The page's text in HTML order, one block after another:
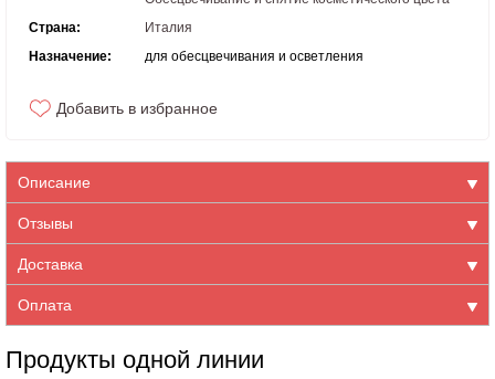
Страна:
Италия
Назначение:
для обесцвечивания и осветления
Добавить в избранное
Описание
Отзывы
Доставка
Оплата
Продукты одной линии